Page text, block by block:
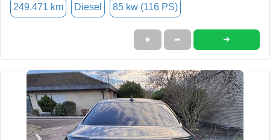
249.471 km Diesel 85 kw (116 PS)
★ ➦ ➜